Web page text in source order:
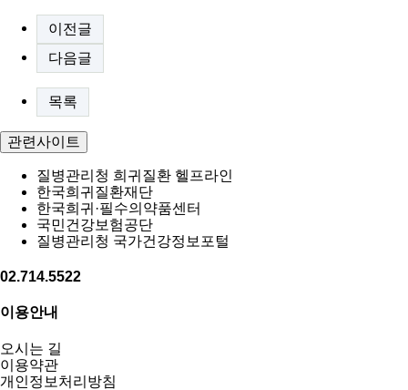
이전글
다음글
목록
관련사이트
질병관리청 희귀질환 헬프라인
한국희귀질환재단
한국희귀·필수의약품센터
국민건강보험공단
질병관리청 국가건강정보포털
02.714.5522
이용안내
오시는 길
이용약관
개인정보처리방침